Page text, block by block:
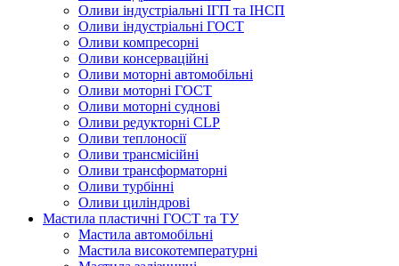
Оливи індустріальні ІГП та ІНСП
Оливи індустріальні ГОСТ
Оливи компресорні
Оливи консерваційні
Оливи моторні автомобільні
Оливи моторні ГОСТ
Оливи моторні суднові
Оливи редукторні CLP
Оливи теплоносії
Оливи трансмісійні
Оливи трансформаторні
Оливи турбінні
Оливи циліндрові
Мастила пластичні ГОСТ та ТУ
Мастила автомобільні
Мастила високотемпературні